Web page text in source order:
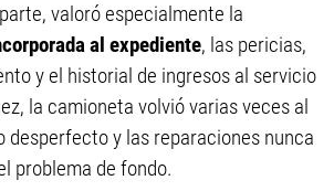
valoró especialmente la
al expediente, las pericias,
y el historial de ingresos al servicio
la camioneta volvió varias veces al
desperfecto y las reparaciones nunca
problema de fondo.